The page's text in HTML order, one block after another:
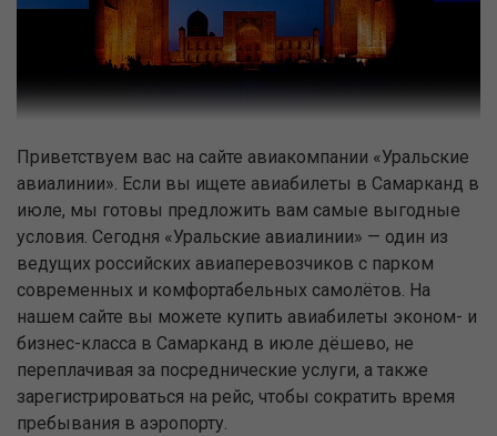
Приветствуем вас на сайте авиакомпании «Уральские
авиалинии». Если вы ищете авиабилеты в Самарканд в
июле, мы готовы предложить вам самые выгодные
условия. Сегодня «Уральские авиалинии» — один из
ведущих российских авиаперевозчиков с парком
современных и комфортабельных самолётов. На
нашем сайте вы можете купить авиабилеты эконом- и
бизнес-класса в Самарканд в июле дёшево, не
переплачивая за посреднические услуги, а также
зарегистрироваться на рейс, чтобы сократить время
пребывания в аэропорту.